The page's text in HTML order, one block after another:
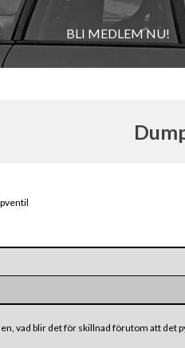
BLI MEDLEM NU!
vad blir det för skillnad förutom att det